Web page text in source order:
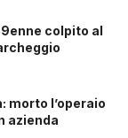
colpito al
morto l’operaio
azienda